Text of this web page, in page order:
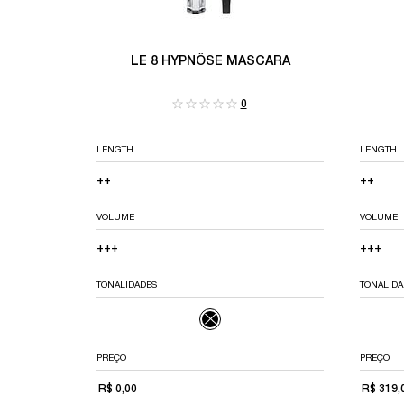
LE 8 HYPNÔSE MASCARA
0
LENGTH
++
LENGTH
++
VOLUME
+++
VOLUME
+++
TONALIDADES
SELECTED
THE PRODUCT VARIATION IS OUT
PREÇO
R$ 0,00
PREÇO
R$